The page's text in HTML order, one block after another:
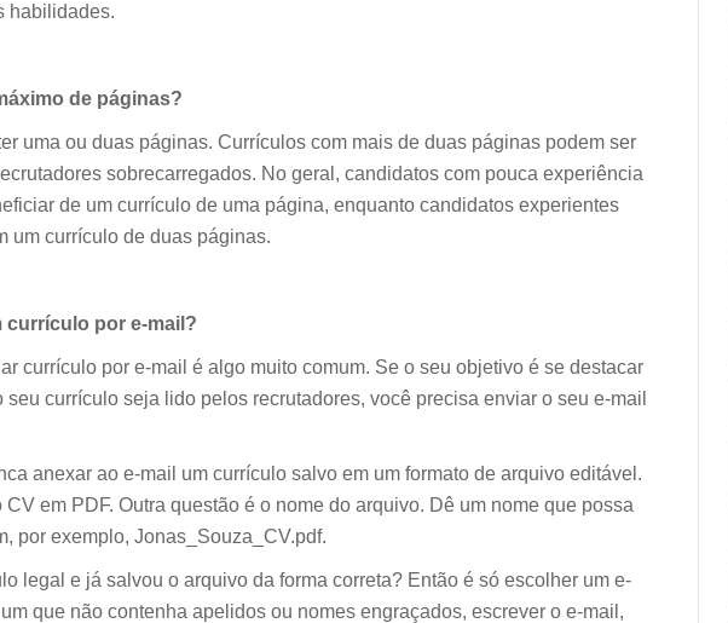
habilidades.
de páginas?
uma ou duas páginas. Currículos com mais de duas páginas podem ser
sobrecarregados. No geral, candidatos com pouca experiência
de um currículo de uma página, enquanto candidatos experientes
um currículo de duas páginas.
currículo por e-mail?
currículo por e-mail é algo muito comum. Se o seu objetivo é se destacar
seu currículo seja lido pelos recrutadores, você precisa enviar o seu e-mail
anexar ao e-mail um currículo salvo em um formato de arquivo editável.
em PDF. Outra questão é o nome do arquivo. Dê um nome que possa
por exemplo, Jonas_Souza_CV.pdf.
legal e já salvou o arquivo da forma correta? Então é só escolher um e-
que não contenha apelidos ou nomes engraçados, escrever o e-mail,